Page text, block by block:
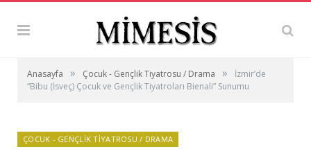
Anasayfa » Çocuk - Gençlik Tiyatrosu / Drama »
İzmir’de
“Bibu (İsveç) Çocuk ve Gençlik Tiyatroları Bienali” Sunumu
ÇOCUK - GENÇLIK TIYATROSU / DRAMA